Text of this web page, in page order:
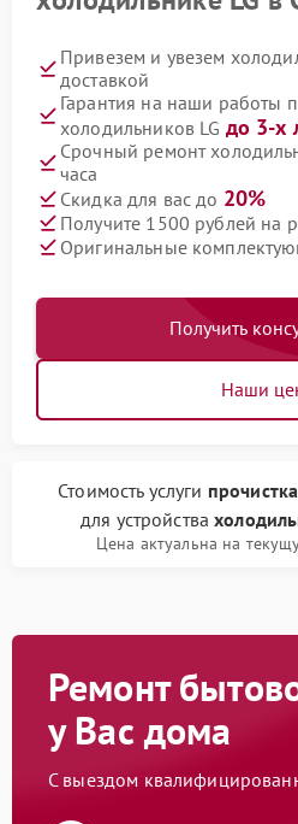
Привезем и увезем
доставкой
Гарантия на наши работы
холодильников LG до 3-х
Срочный ремонт
часа
Скидка для вас до 20%
Получите 1500 рублей на
Оригинальные
Получить
Наши
Стоимость услуги
для устройства
Цена актуальна на
Ремонт
у Вас дома
С выездом